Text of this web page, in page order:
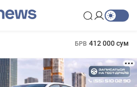
БРВ 412 000 сум